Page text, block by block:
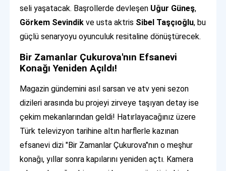
seli yaşatacak. Başrollerde devleşen Uğur Güneş,
Görkem Sevindik ve usta aktris Sibel Taşçıoğlu, bu
güçlü senaryoyu oyunculuk resitaline dönüştürecek.
Bir Zamanlar Çukurova'nın Efsanevi
Konağı Yeniden Açıldı!
Magazin gündemini asıl sarsan ve atv yeni sezon
dizileri arasında bu projeyi zirveye taşıyan detay ise
çekim mekanlarından geldi! Hatırlayacağınız üzere
Türk televizyon tarihine altın harflerle kazınan
efsanevi dizi "Bir Zamanlar Çukurova"nın o meşhur
konağı, yıllar sonra kapılarını yeniden açtı. Kamera